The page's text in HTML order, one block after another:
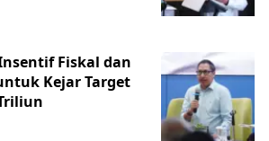
Fiskal dan
Kejar Target